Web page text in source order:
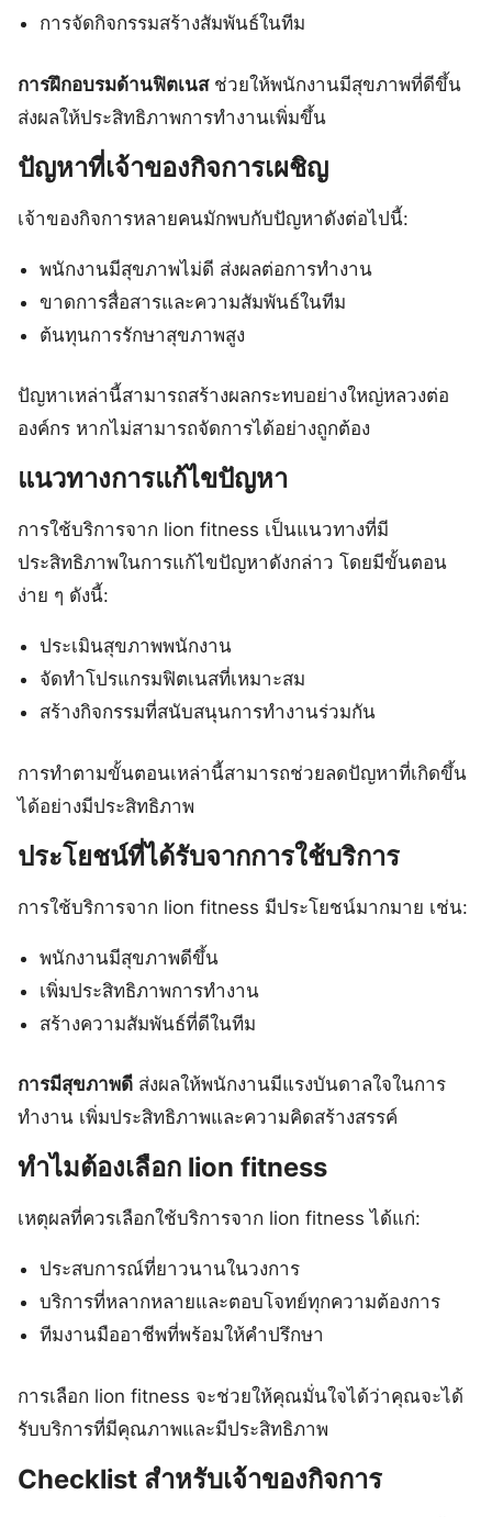
การจัดกิจกรรมสร้างสัมพันธ์ในทีม
การฝึกอบรมด้านฟิตเนสช่วยให้พนักงานมีสุขภาพที่ดีขึ้น
ส่งผลให้ประสิทธิภาพการทำงานเพิ่มขึ้น
ปัญหาที่เจ้าของกิจการเผชิญ
เจ้าของกิจการหลายคนมักพบกับปัญหาดังต่อไปนี้:
พนักงานมีสุขภาพไม่ดี ส่งผลต่อการทำงาน
ขาดการสื่อสารและความสัมพันธ์ในทีม
ต้นทุนการรักษาสุขภาพสูง
ปัญหาเหล่านี้สามารถสร้างผลกระทบอย่างใหญ่หลวงต่อ
องค์กร หากไม่สามารถจัดการได้อย่างถูกต้อง
แนวทางการแก้ไขปัญหา
การใช้บริการจาก lion fitness เป็นแนวทางที่มี
ประสิทธิภาพในการแก้ไขปัญหาดังกล่าว โดยมีขั้นตอน
ง่าย ๆ ดังนี้:
ประเมินสุขภาพพนักงาน
จัดทำโปรแกรมฟิตเนสที่เหมาะสม
สร้างกิจกรรมที่สนับสนุนการทำงานร่วมกัน
การทำตามขั้นตอนเหล่านี้สามารถช่วยลดปัญหาที่เกิดขึ้น
ได้อย่างมีประสิทธิภาพ
ประโยชน์ที่ได้รับจากการใช้บริการ
การใช้บริการจาก lion fitness มีประโยชน์มากมาย เช่น:
พนักงานมีสุขภาพดีขึ้น
เพิ่มประสิทธิภาพการทำงาน
สร้างความสัมพันธ์ที่ดีในทีม
การมีสุขภาพดี ส่งผลให้พนักงานมีแรงบันดาลใจในการ
ทำงาน เพิ่มประสิทธิภาพและความคิดสร้างสรรค์
ทำไมต้องเลือก lion fitness
เหตุผลที่ควรเลือกใช้บริการจาก lion fitness ได้แก่:
ประสบการณ์ที่ยาวนานในวงการ
บริการที่หลากหลายและตอบโจทย์ทุกความต้องการ
ทีมงานมืออาชีพที่พร้อมให้คำปรึกษา
การเลือก lion fitness จะช่วยให้คุณมั่นใจได้ว่าคุณจะได้
รับบริการที่มีคุณภาพและมีประสิทธิภาพ
Checklist สำหรับเจ้าของกิจการ